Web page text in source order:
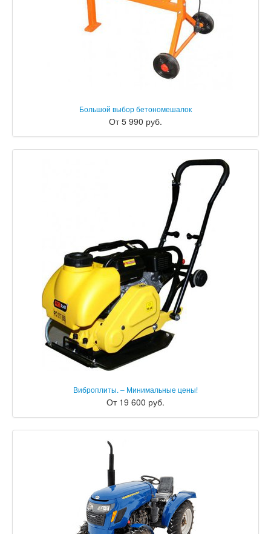
Большой выбор бетономешалок
От 5 990 руб.
Виброплиты. – Минимальные цены!
От 19 600 руб.